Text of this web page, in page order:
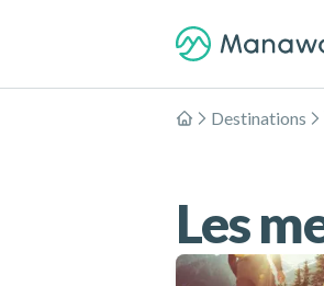
Accueil
Destinations
Les